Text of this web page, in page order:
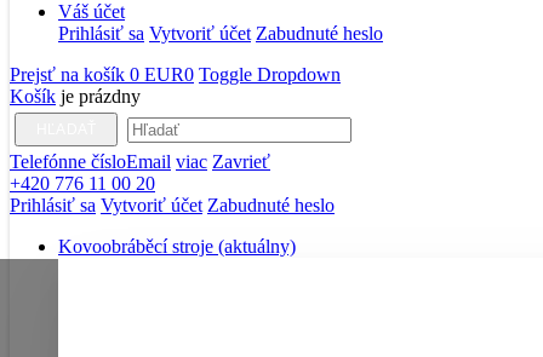
Váš účet
Prihlásiť sa Vytvoriť účet Zabudnuté heslo
Prejsť na košík 0 EUR0 Toggle Dropdown
Košík je prázdny
Telefónne čísloEmail viac Zavrieť
+420 776 11 00 20
Prihlásiť sa Vytvoriť účet Zabudnuté heslo
Kovoobráběcí stroje (aktuálny)